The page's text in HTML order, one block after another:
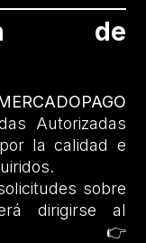
de
Autorizadas
la calidad e
sobre
dirigirse al
👉